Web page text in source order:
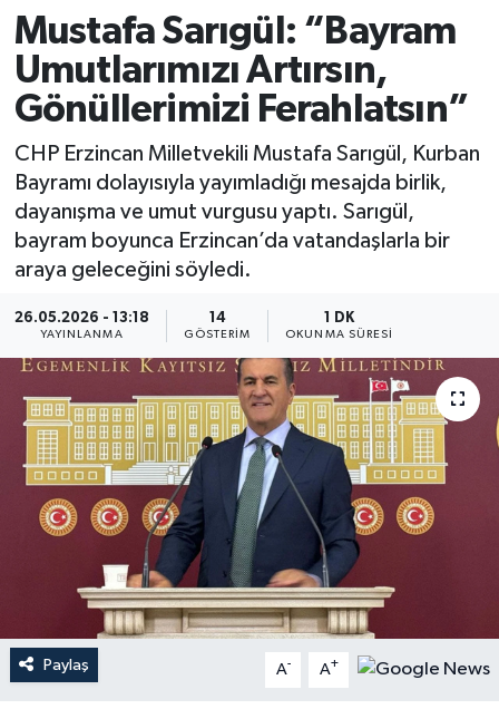
Mustafa Sarıgül: “Bayram
Umutlarımızı Artırsın,
Gönüllerimizi Ferahlatsın”
CHP Erzincan Milletvekili Mustafa Sarıgül, Kurban
Bayramı dolayısıyla yayımladığı mesajda birlik,
dayanışma ve umut vurgusu yaptı. Sarıgül,
bayram boyunca Erzincan’da vatandaşlarla bir
araya geleceğini söyledi.
26.05.2026 - 13:18
YAYINLANMA
14
GÖSTERIM
1 DK
OKUNMA SÜRESI
Paylaş A- A+